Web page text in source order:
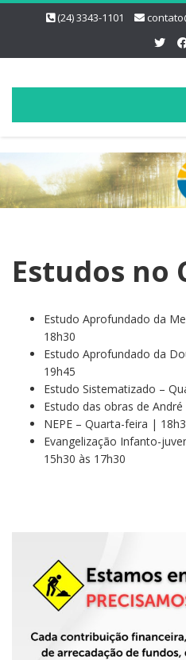
(24) 3343-1101
Estudos no
Estudo Aprofundado da
18h30
Estudo Aprofundado da
19h45
Estudo Sistematizado –
Estudo das obras de
NEPE – Quarta-feira |
Evangelização Infanto-
15h30 às 17h30